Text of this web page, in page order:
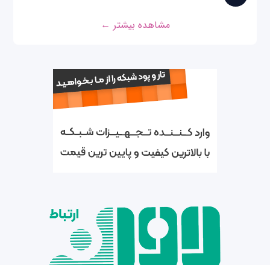
مشاهده بیشتر ←